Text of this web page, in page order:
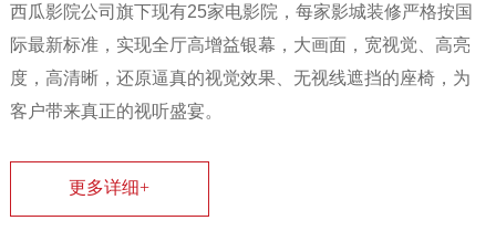
西瓜影院公司旗下现有25家电影院，每家影城装修严格按国
际最新标准，实现全厅高增益银幕，大画面，宽视觉、高亮
度，高清晰，还原逼真的视觉效果、无视线遮挡的座椅，为
客户带来真正的视听盛宴。
更多详细+